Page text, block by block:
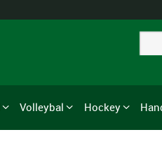
Volleybal Hockey